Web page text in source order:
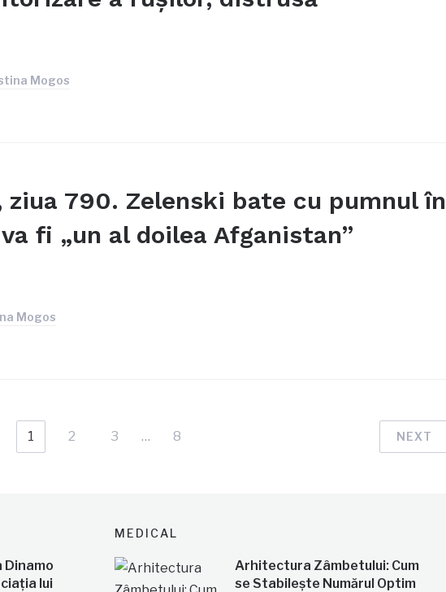
Mogos
ziua 790. Zelenski bate cu pumnul în
fi „un al doilea Afganistan”
Mogos
1 2 3 … 8 NEXT
Dinamo
lui
MEDICAL
Arhitectura Zâmbetului: Cum
se Stabilește Numărul Optim